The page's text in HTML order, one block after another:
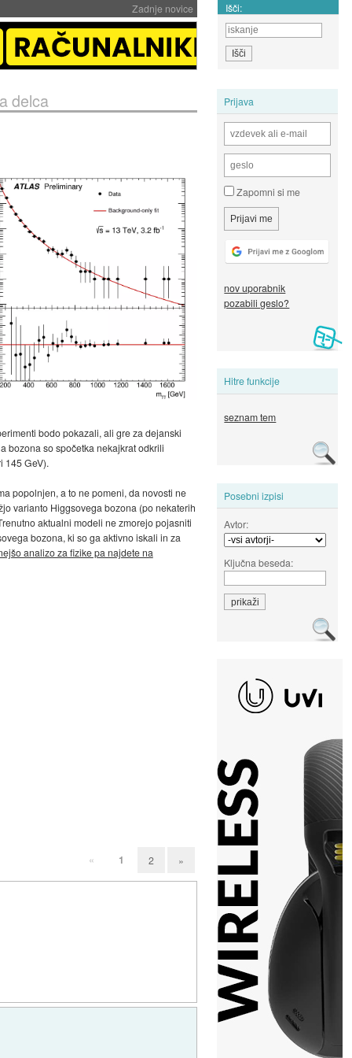
Zadnje novice Išči:
Prijava
Zapomni si me
nov uporabnik
pozabili geslo?
Hitre funkcije
seznam tem
Posebni izpisi
Avtor:
Ključna beseda:
delca
bodo pokazali, ali gre za dejanski
bozona so spočetka nekajkrat odkrili
145 GeV).
popolnjen, a to ne pomeni, da novosti ne
varianto Higgsovega bozona (po nekaterih
aktualni modeli ne zmorejo pojasniti
bozona, ki so ga aktivno iskali in za
analizo za fizike pa najdete na
« 1 2 »